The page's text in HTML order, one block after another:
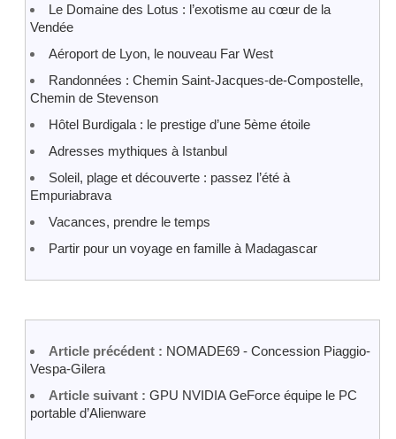
Le Domaine des Lotus : l’exotisme au cœur de la
Vendée
Aéroport de Lyon, le nouveau Far West
Randonnées : Chemin Saint-Jacques-de-Compostelle,
Chemin de Stevenson
Hôtel Burdigala : le prestige d’une 5ème étoile
Adresses mythiques à Istanbul
Soleil, plage et découverte : passez l’été à
Empuriabrava
Vacances, prendre le temps
Partir pour un voyage en famille à Madagascar
Article précédent : NOMADE69 - Concession Piaggio-
Vespa-Gilera
Article suivant : GPU NVIDIA GeForce équipe le PC
portable d’Alienware